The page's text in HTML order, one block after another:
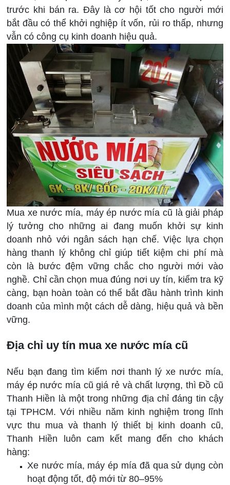
trước khi bán ra. Đây là cơ hội tốt cho người mới
bắt đầu có thể khởi nghiệp ít vốn, rủi ro thấp, nhưng
vẫn có công cụ kinh doanh hiệu quả.
Mua xe nước mía, máy ép nước mía cũ là giải pháp
lý tưởng cho những ai đang muốn khởi sự kinh
doanh nhỏ với ngân sách hạn chế. Việc lựa chọn
hàng thanh lý không chỉ giúp tiết kiệm chi phí mà
còn là bước đệm vững chắc cho người mới vào
nghề. Chỉ cần chọn mua đúng nơi uy tín, kiểm tra kỹ
càng, bạn hoàn toàn có thể bắt đầu hành trình kinh
doanh của mình một cách dễ dàng, hiệu quả và bền
vững.
Địa chỉ uy tín mua xe nước mía cũ
Nếu bạn đang tìm kiếm nơi thanh lý xe nước mía,
máy ép nước mía cũ giá rẻ và chất lượng, thì Đồ cũ
Thanh Hiền là một trong những địa chỉ đáng tin cậy
tại TPHCM. Với nhiều năm kinh nghiệm trong lĩnh
vực thu mua và thanh lý thiết bị kinh doanh cũ,
Thanh Hiền luôn cam kết mang đến cho khách
hàng:
Xe nước mía, máy ép mía đã qua sử dụng còn
hoạt động tốt, độ mới từ 80–95%